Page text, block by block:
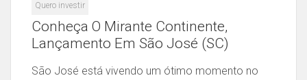
Quero investir
Conheça O Mirante Continente,
Lançamento Em São José (SC)
São José está vivendo um ótimo momento no